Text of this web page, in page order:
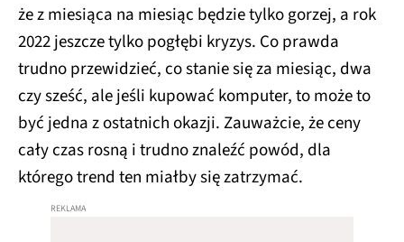
że z miesiąca na miesiąc będzie tylko gorzej, a rok
2022 jeszcze tylko pogłębi kryzys. Co prawda
trudno przewidzieć, co stanie się za miesiąc, dwa
czy sześć, ale jeśli kupować komputer, to może to
być jedna z ostatnich okazji. Zauważcie, że ceny
cały czas rosną i trudno znaleźć powód, dla
którego trend ten miałby się zatrzymać.